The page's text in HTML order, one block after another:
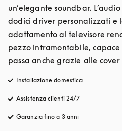
un’elegante soundbar.
dodici driver personalizzati e
adattamento al televisore
pezzo intramontabile,
passa anche grazie alle
Installazione domestica
Assistenza clienti 24/7
Garanzia fino a 3 anni